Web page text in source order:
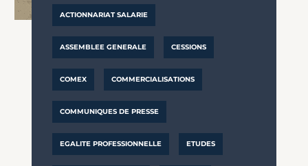
ACTIONNARIAT SALARIE
ASSEMBLEE GENERALE CESSIONS
COMEX COMMERCIALISATIONS
COMMUNIQUES DE PRESSE
EGALITE PROFESSIONNELLE ETUDES